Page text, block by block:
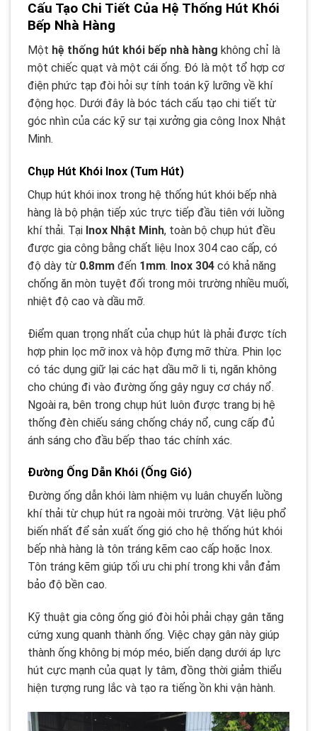
Cấu Tạo Chi Tiết Của Hệ Thống Hút Khói
Bếp Nhà Hàng
Một hệ thống hút khói bếp nhà hàng không chỉ là
một chiếc quạt và một cái ống. Đó là một tổ hợp cơ
điện phức tạp đòi hỏi sự tính toán kỹ lưỡng về khí
động học. Dưới đây là bóc tách cấu tạo chi tiết từ
góc nhìn của các kỹ sư tại xưởng gia công Inox Nhật
Minh.
Chụp Hút Khói Inox (Tum Hút)
Chụp hút khói inox trong hệ thống hút khói bếp nhà
hàng là bộ phận tiếp xúc trực tiếp đầu tiên với luồng
khí thải. Tại Inox Nhật Minh, toàn bộ chụp hút đều
được gia công bằng chất liệu Inox 304 cao cấp, có
độ dày từ 0.8mm đến 1mm. Inox 304 có khả năng
chống ăn mòn tuyệt đối trong môi trường nhiều muối,
nhiệt độ cao và dầu mỡ.
Điểm quan trọng nhất của chụp hút là phải được tích
hợp phin lọc mỡ inox và hộp đựng mỡ thừa. Phin lọc
có tác dụng giữ lại các hạt dầu mỡ li ti, ngăn không
cho chúng đi vào đường ống gây nguy cơ cháy nổ.
Ngoài ra, bên trong chụp hút luôn được trang bị hệ
thống đèn chiếu sáng chống cháy nổ, cung cấp đủ
ánh sáng cho đầu bếp thao tác chính xác.
Đường Ống Dẫn Khói (Ống Gió)
Đường ống dẫn khói làm nhiệm vụ luân chuyển luồng
khí thải từ chụp hút ra ngoài môi trường. Vật liệu phổ
biến nhất để sản xuất ống gió cho hệ thống hút khói
bếp nhà hàng là tôn tráng kẽm cao cấp hoặc Inox.
Tôn tráng kẽm giúp tối ưu chi phí trong khi vẫn đảm
bảo độ bền cao.
Kỹ thuật gia công ống gió đòi hỏi phải chạy gân tăng
cứng xung quanh thành ống. Việc chạy gân này giúp
thành ống không bị móp méo, biến dạng dưới áp lực
hút cực mạnh của quạt ly tâm, đồng thời giảm thiểu
hiện tượng rung lắc và tạo ra tiếng ồn khi vận hành.